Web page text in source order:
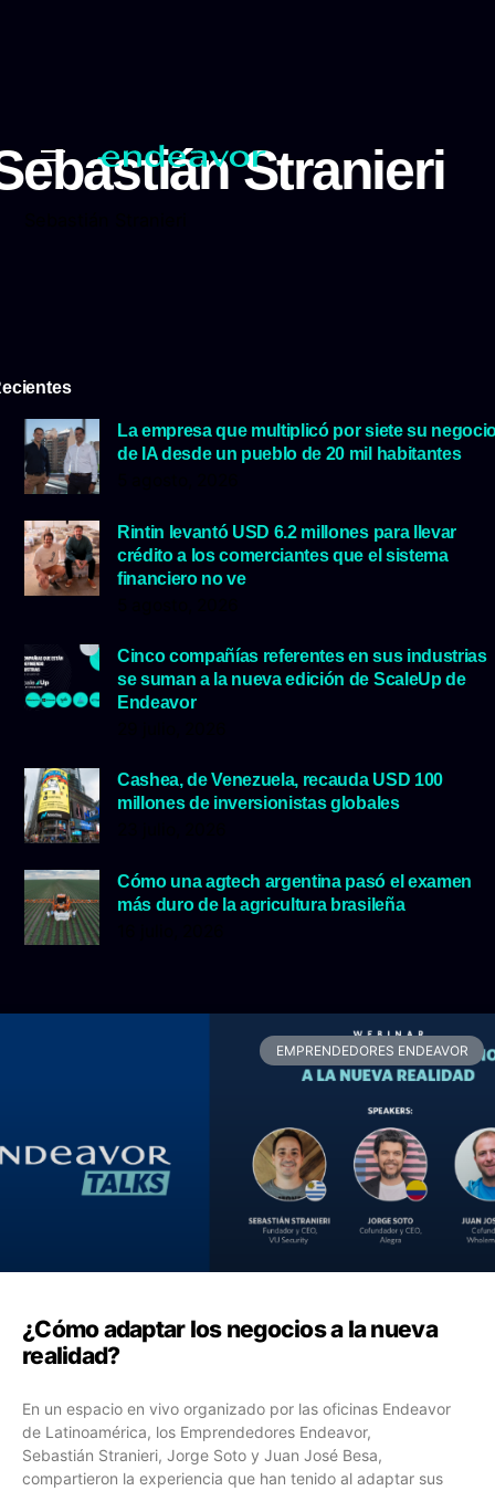
Stranieri
La empresa que multiplicó por siete su
de IA desde un pueblo de 20 mil habitantes
Rintin levantó USD 6.2 millones para llevar
crédito a los comerciantes que el sistema
financiero no ve
Cinco compañías referentes en sus industrias
se suman a la nueva edición de ScaleUp de
Endeavor
Cashea, de Venezuela, recauda USD 100
millones de inversionistas globales
Cómo una agtech argentina pasó el examen
más duro de la agricultura brasileña
EMPRENDEDORES ENDEAVOR
¿Cómo adaptar los negocios a la nueva
realidad?
En un espacio en vivo organizado por las oficinas Endeavor
de Latinoamérica, los Emprendedores Endeavor,
Sebastián Stranieri, Jorge Soto y Juan José Besa,
compartieron la experiencia que han tenido al adaptar sus